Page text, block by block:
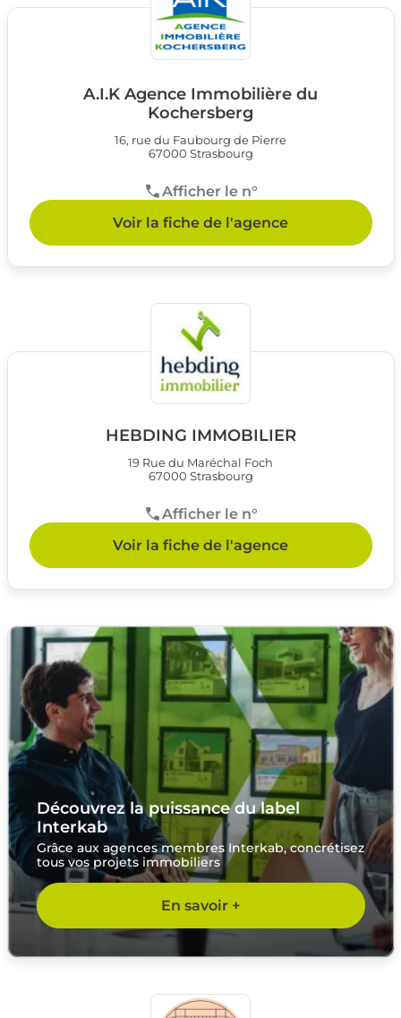
A.I.K Agence Immobilière du
Kochersberg
16, rue du Faubourg de Pierre
67000 Strasbourg
Afficher le n°
Voir la fiche de l'agence
HEBDING IMMOBILIER
19 Rue du Maréchal Foch
67000 Strasbourg
Afficher le n°
Voir la fiche de l'agence
Découvrez la puissance du label
Interkab
Grâce aux agences membres Interkab, concrétisez
tous vos projets immobiliers
En savoir +